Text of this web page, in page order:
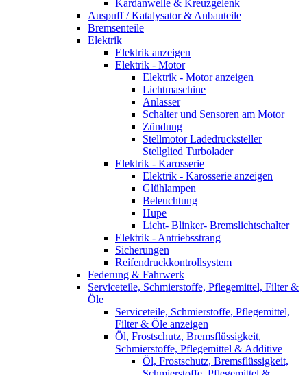
Kardanwelle & Kreuzgelenk
Auspuff / Katalysator & Anbauteile
Bremsenteile
Elektrik
Elektrik anzeigen
Elektrik - Motor
Elektrik - Motor anzeigen
Lichtmaschine
Anlasser
Schalter und Sensoren am Motor
Zündung
Stellmotor Ladedrucksteller
Stellglied Turbolader
Elektrik - Karosserie
Elektrik - Karosserie anzeigen
Glühlampen
Beleuchtung
Hupe
Licht- Blinker- Bremslichtschalter
Elektrik - Antriebsstrang
Sicherungen
Reifendruckkontrollsystem
Federung & Fahrwerk
Serviceteile, Schmierstoffe, Pflegemittel, Filter &
Öle
Serviceteile, Schmierstoffe, Pflegemittel,
Filter & Öle anzeigen
Öl, Frostschutz, Bremsflüssigkeit,
Schmierstoffe, Pflegemittel & Additive
Öl, Frostschutz, Bremsflüssigkeit,